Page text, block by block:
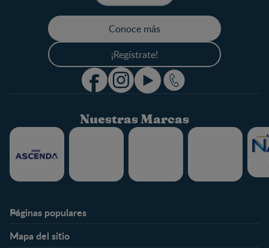
Conoce más
¡Regístrate!
Nuestras Marcas
Páginas populares
Expertos en Nutrición
Mapa del sitio